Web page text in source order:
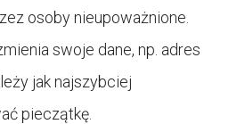
osoby nieupoważnione.
swoje dane, np. adres
jak najszybciej
pieczątkę.